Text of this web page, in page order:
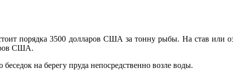
порядка 3500 долларов США за тонну рыбы. На став или
США.
на берегу пруда непосредственно возле воды.